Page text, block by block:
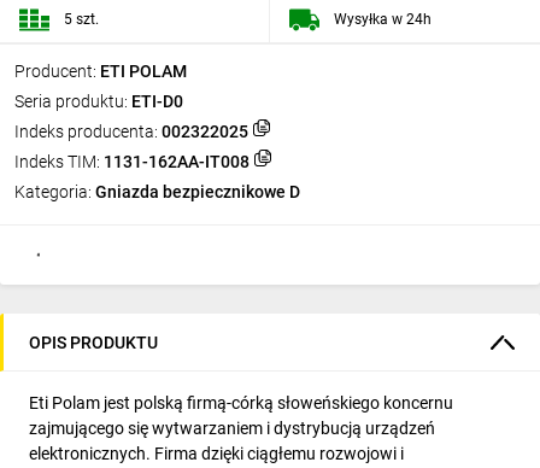
Producent: ETI POLAM
Seria produktu: ETI-D0
Indeks producenta: 002322025
Indeks TIM: 1131-162AA-IT008
Kategoria: Gniazda bezpiecznikowe D
5 szt. Wysyłka w 24h
OPIS PRODUKTU
Eti Polam jest polską firmą-córką słoweńskiego koncernu
zajmującego się wytwarzaniem i dystrybucją urządzeń
elektronicznych. Firma dzięki ciągłemu rozwojowi i